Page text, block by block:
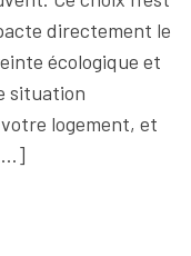
directement le
écologique et
situation
logement, et